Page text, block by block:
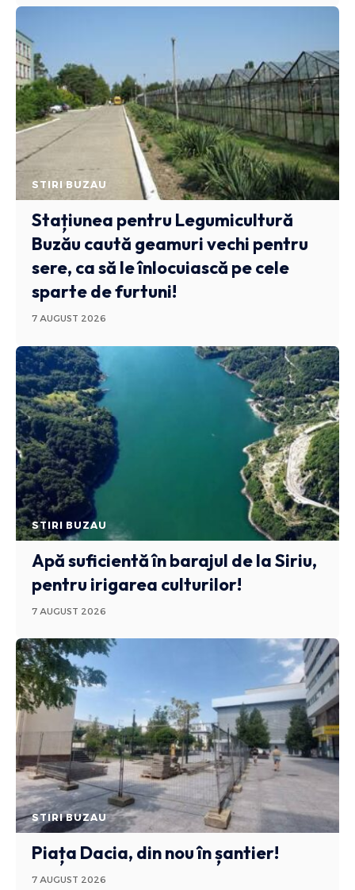
STIRI BUZAU
Stațiunea pentru Legumicultură
Buzău caută geamuri vechi pentru
sere, ca să le înlocuiască pe cele
sparte de furtuni!
7 AUGUST 2026
STIRI BUZAU
Apă suficientă în barajul de la Siriu,
pentru irigarea culturilor!
7 AUGUST 2026
STIRI BUZAU
Piața Dacia, din nou în șantier!
7 AUGUST 2026